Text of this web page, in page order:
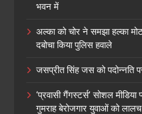
भवन में
अल्का को चोर ने समझा हल्का
दबोचा किया पुलिस हवाले
जसप्रीत सिंह जस को पदोन्नति
‘प्रवासी गैंगस्टर्स’ सोशल
गुमराह बेरोजगार युवाओं को